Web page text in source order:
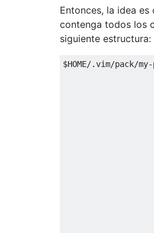
Entonces, la idea
contenga todos los
siguiente estructura:
$HOME/.vim/pack/